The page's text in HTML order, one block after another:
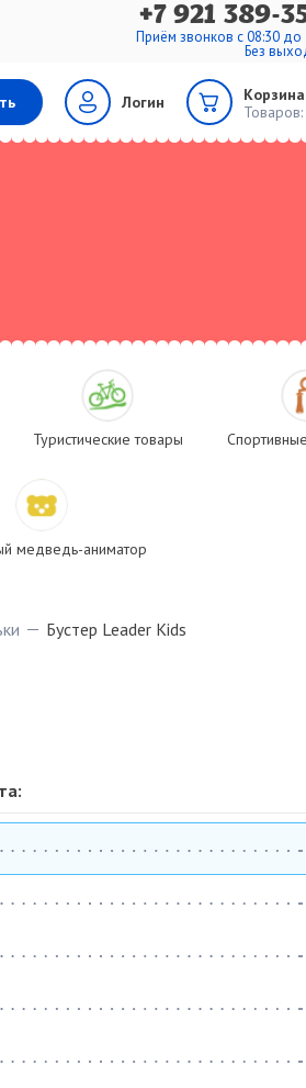
+7 921 389-
Приём звонков с 08:30 до
Без
Логин
Корзина
Товаров:
Туристические товары
медведь-аниматор
Бустер Leader Kids